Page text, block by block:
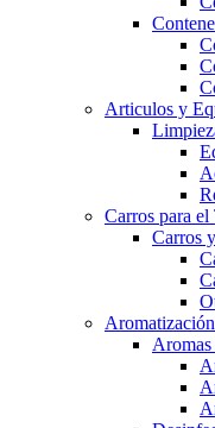
Articulos y
Carros para
Carros